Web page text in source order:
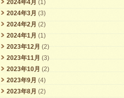
2024年4月 (1)
2024年3月 (3)
2024年2月 (2)
2024年1月 (1)
2023年12月 (2)
2023年11月 (3)
2023年10月 (2)
2023年9月 (4)
2023年8月 (2)